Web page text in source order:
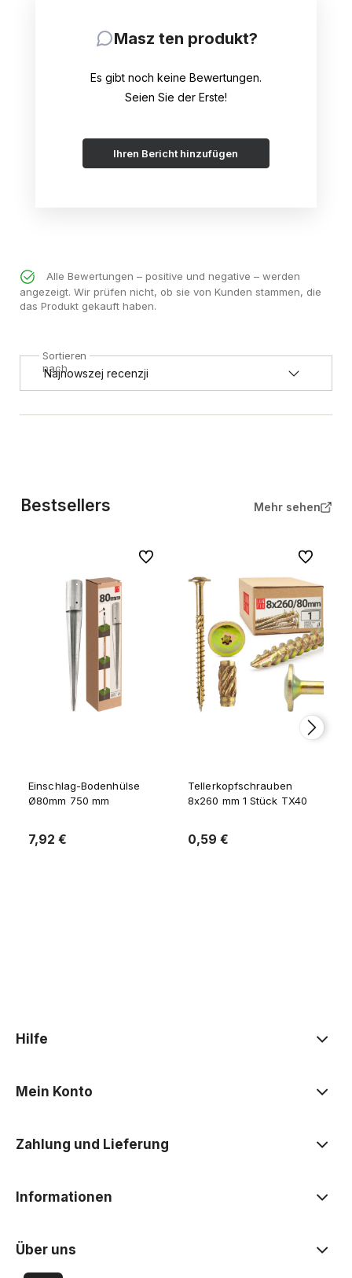
Masz ten produkt?
Es gibt noch keine Bewertungen.
Seien Sie der Erste!
Ihren Bericht hinzufügen
Alle Bewertungen – positive und negative – werden
angezeigt. Wir prüfen nicht, ob sie von Kunden stammen, die
das Produkt gekauft haben.
Sortieren
nach
Bestsellers Mehr sehen
Einschlag-Bodenhülse
Ø80mm 750 mm
7,92 €
Zu Favoriten
Tellerkopfschrauben
8x260 mm 1 Stück TX40
0,59 €
Zu
Hilfe
Mein Konto
Zahlung und Lieferung
Informationen
Über uns